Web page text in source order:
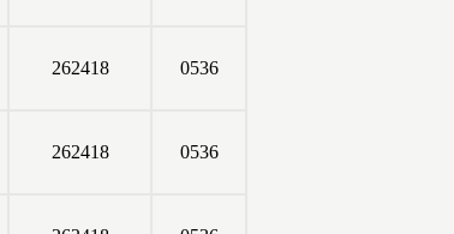
262418 0536
262418 0536